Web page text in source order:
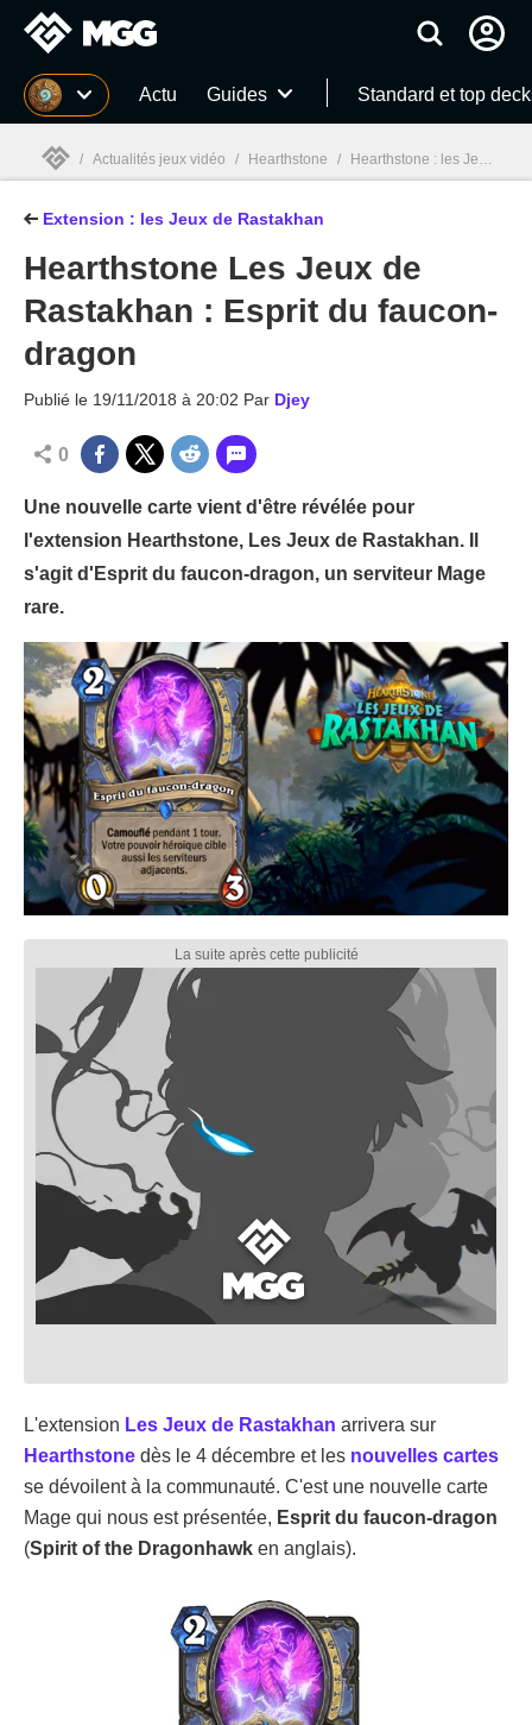
MGG Actu Guides Standard et top
MGG
/ Actualités jeux vidéo / Hearthstone / Hearthstone : les Jeux de Rastakhan
Extension : les Jeux de Rastakhan
Hearthstone Les Jeux de
Rastakhan : Esprit du faucon-
dragon
Publié le 19/11/2018 à 20:02 Par Djey
0
Une nouvelle carte vient d'être révélée pour
l'extension Hearthstone, Les Jeux de Rastakhan. Il
s'agit d'Esprit du faucon-dragon, un serviteur Mage
rare.
L'extension Les Jeux de Rastakhan arrivera sur
Hearthstone dès le 4 décembre et les nouvelles cartes
se dévoilent à la communauté. C'est une nouvelle carte
Mage qui nous est présentée, Esprit du faucon-dragon
(Spirit of the Dragonhawk en anglais).